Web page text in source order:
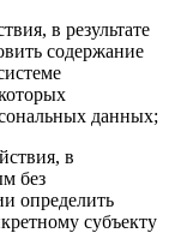
в результате
содержание
данных;
в
без
определить
субъекту